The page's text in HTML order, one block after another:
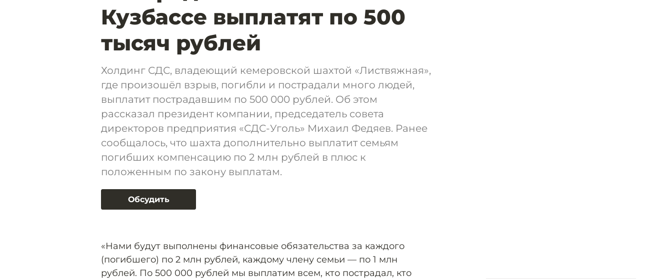
Кузбассе выплатят по 500
тысяч рублей
Холдинг СДС, владеющий кемеровской шахтой «Листвяжная»,
где произошёл взрыв, погибли и пострадали много людей,
выплатит пострадавшим по 500 000 рублей. Об этом
рассказал президент компании, председатель совета
директоров предприятия «СДС-Уголь» Михаил Федяев. Ранее
сообщалось, что шахта дополнительно выплатит семьям
погибших компенсацию по 2 млн рублей в плюс к
положенным по закону выплатам.
Обсудить
«Нами будут выполнены финансовые обязательства за каждого
(погибшего) по 2 млн рублей, каждому члену семьи — по 1 млн
рублей. По 500 000 рублей мы выплатим всем, кто пострадал, кто